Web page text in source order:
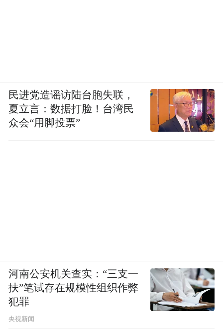
民进党造谣访陆台胞失联，
夏立言：数据打脸！台湾民
众会“用脚投票”
河南公安机关查实：“三支一
扶”笔试存在规模性组织作弊
犯罪
央视新闻